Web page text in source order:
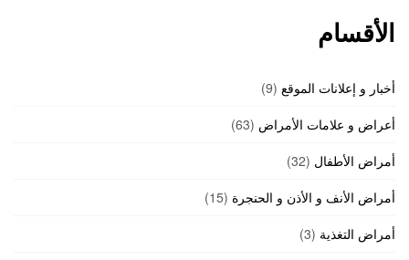
الأقسام
أخبار و إعلانات الموقع (9)
أعراض و علامات الأمراض (63)
أمراض الأطفال (32)
أمراض الأنف و الأذن و الحنجرة (15)
أمراض التغذية (3)